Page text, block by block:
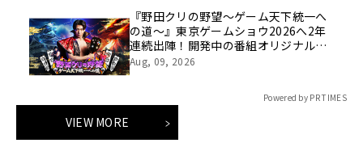
『野田クリの野望～ゲーム天下統一へ
の道～』東京ゲームショウ2026へ2年
連続出陣！開発中の番組オリジナルゲ
ームを世界最速体験！失敗したら即
Aug, 09, 2026
Powered by PR TIMES
VIEW MORE